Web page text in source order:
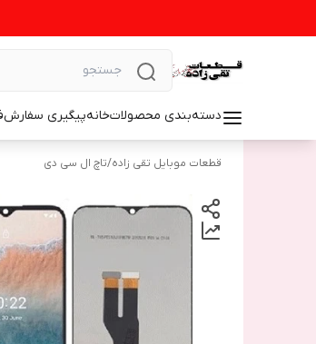
دسته‌بندی محصولاتخانهپیگیری سفارش
قطعات موبایل تقی زاده/تاچ ال سی دی